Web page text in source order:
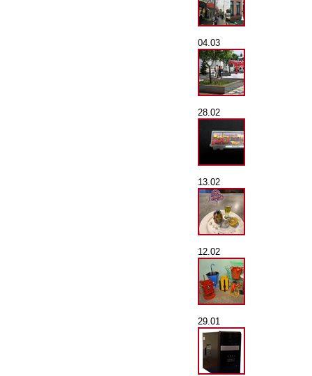
04.03
28.02
13.02
12.02
29.01